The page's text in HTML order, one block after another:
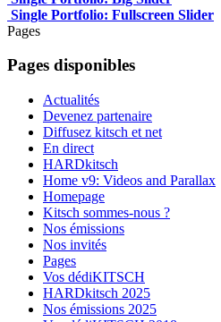
Single Portfolio: Fullscreen Slider
Pages
Pages disponibles
Actualités
Devenez partenaire
Diffusez kitsch et net
En direct
HARDkitsch
Home v9: Videos and Parallax
Homepage
Kitsch sommes-nous ?
Nos émissions
Nos invités
Pages
Vos dédiKITSCH
HARDkitsch 2025
Nos émissions 2025